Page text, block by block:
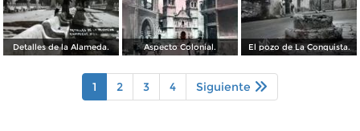
Detalles de la Alameda. Aspecto Colonial. El pozo de La Conquista.
1 2 3 4 Siguiente